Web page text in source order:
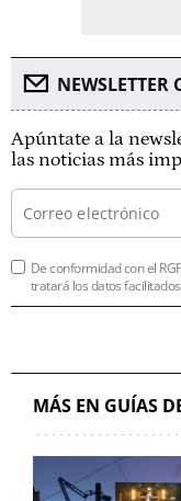
NEWSLETTER
Apúntate a la
las noticias más
De conformidad con el
tratará los datos
MÁS EN GUÍAS